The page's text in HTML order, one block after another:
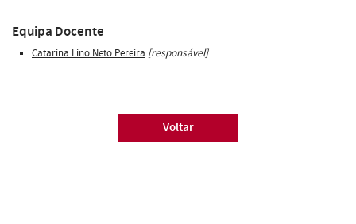
Equipa Docente
Catarina Lino Neto Pereira [responsável]
Voltar